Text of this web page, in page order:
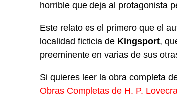
horrible que deja al protagonista
Este relato es el primero que el
localidad ficticia de Kingsport,
preeminente en varias de sus
Si quieres leer la obra completa
Obras Completas de H. P.